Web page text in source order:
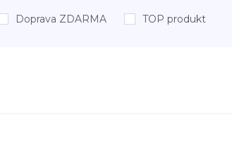
Doprava ZDARMA TOP produkt